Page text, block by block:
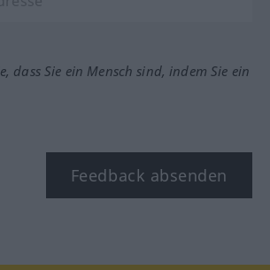
dass Sie ein Mensch sind, indem Sie ein
Feedback absenden